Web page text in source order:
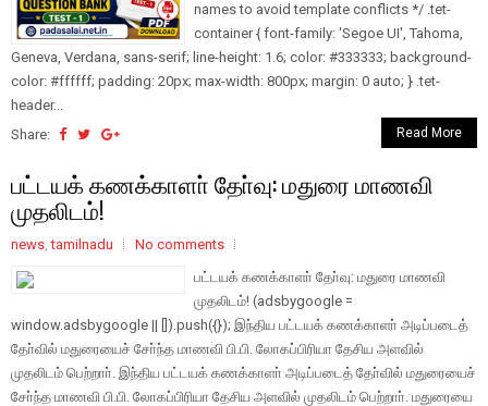
names to avoid template conflicts */ .tet-
container { font-family: 'Segoe UI', Tahoma,
Geneva, Verdana, sans-serif; line-height: 1.6; color: #333333; background-
color: #ffffff; padding: 20px; max-width: 800px; margin: 0 auto; } .tet-
header...
Share:
Read More
பட்டயக் கணக்காளா் தோ்வு: மதுரை மாணவி
முதலிடம்!
news,tamilnadu
No comments
பட்டயக் கணக்காளா் தோ்வு: மதுரை மாணவி
முதலிடம்! (adsbygoogle =
window.adsbygoogle || []).push({}); இந்திய பட்டயக் கணக்காளா் அடிப்படைத்
தோ்வில் மதுரையைச் சோ்ந்த மாணவி பி.பி. லோகப்பிரியா தேசிய அளவில்
முதலிடம் பெற்றாா். இந்திய பட்டயக் கணக்காளா் அடிப்படைத் தோ்வில் மதுரையைச்
சோ்ந்த மாணவி பி.பி. லோகப்பிரியா தேசிய அளவில் முதலிடம் பெற்றாா். மதுரையை